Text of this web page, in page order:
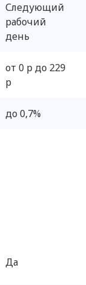
Следующий
рабочий
день
от 0 р до 229
р
до 0,7%
Да